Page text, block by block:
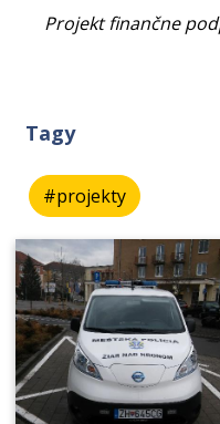
Projekt finančne
Tagy
#projekty